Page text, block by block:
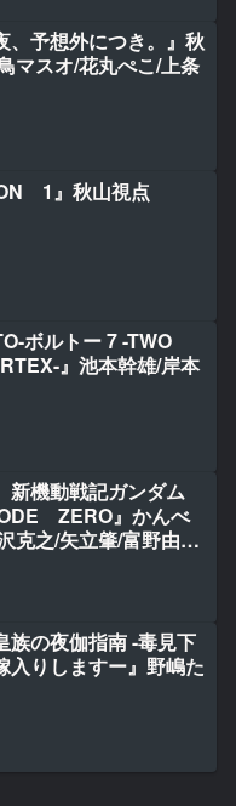
、予想外につき。』秋
マスオ/花丸ぺこ/上条
1』秋山視点
ボルトー 7 -TWO
』池本幹雄/岸本
新機動戦記ガンダム
ZERO』かんべ
克之/矢立肇/富野由悠
族の夜伽指南 -毒見下
入りしますー』野嶋た